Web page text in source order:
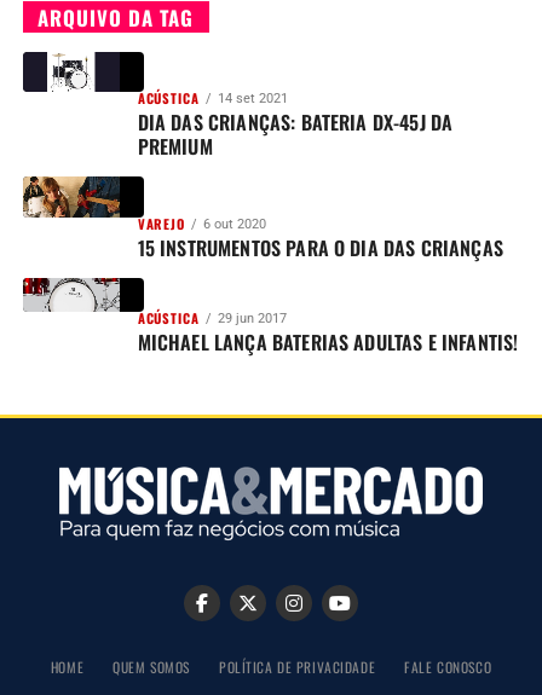
ARQUIVO DA TAG
ACÚSTICA 14 set 2021
DIA DAS CRIANÇAS: BATERIA DX-45J DA
PREMIUM
VAREJO 6 out 2020
15 INSTRUMENTOS PARA O DIA DAS CRIANÇAS
ACÚSTICA 29 jun 2017
MICHAEL LANÇA BATERIAS ADULTAS E INFANTIS!
HOME QUEM SOMOS POLÍTICA DE PRIVACIDADE FALE CONOSCO